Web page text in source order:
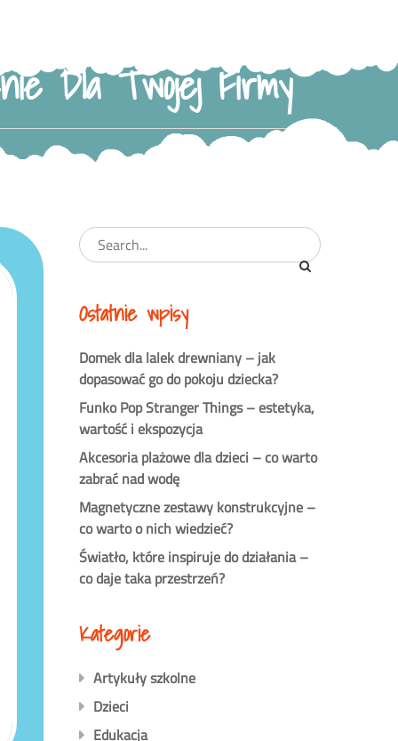
Dla Twojej Firmy
Ostatnie wpisy
Domek dla lalek drewniany – jak
dopasować go do pokoju dziecka?
Funko Pop Stranger Things – estetyka,
wartość i ekspozycja
Akcesoria plażowe dla dzieci – co warto
zabrać nad wodę
Magnetyczne zestawy konstrukcyjne –
co warto o nich wiedzieć?
Światło, które inspiruje do działania –
co daje taka przestrzeń?
Kategorie
Artykuły szkolne
Dzieci
Edukacja